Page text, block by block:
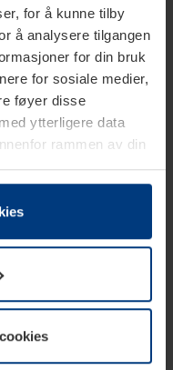
for å kunne tilby
å analysere tilgangen
for din bruk
for sosiale medier,
føyer disse
ytterligere data
rammen av din
på din
nødvendig for drift av
som helst endre eller
av
på